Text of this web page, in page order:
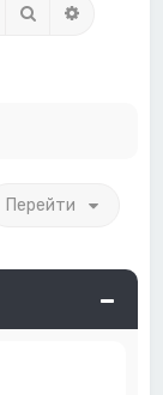
Поиск
Перейти